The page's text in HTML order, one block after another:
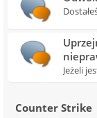
Jeżeli
Counter Strike